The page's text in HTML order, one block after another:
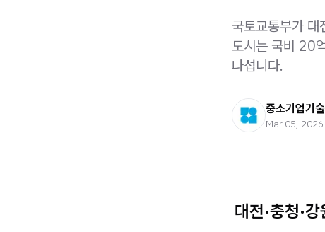
국토교통부가 대
도시는 국비 20
나섭니다.
중소기업기
Mar 05, 2026
대전·충청·